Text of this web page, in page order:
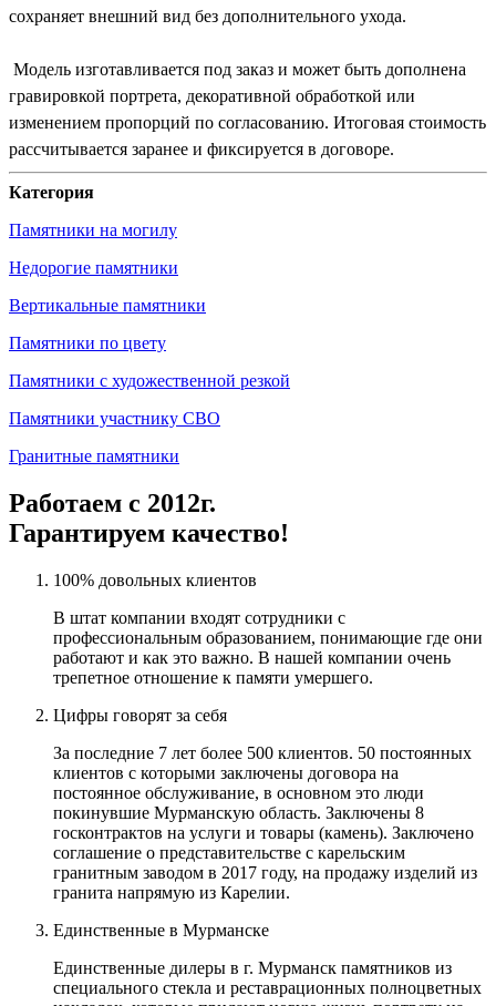
сохраняет внешний вид без дополнительного ухода.
Модель изготавливается под заказ и может быть дополнена
гравировкой портрета, декоративной обработкой или
изменением пропорций по согласованию. Итоговая стоимость
рассчитывается заранее и фиксируется в договоре.
Категория
Памятники на могилу
Недорогие памятники
Вертикальные памятники
Памятники по цвету
Памятники с художественной резкой
Памятники участнику СВО
Гранитные памятники
Работаем с 2012г.
Гарантируем качество!
100% довольных клиентов
В штат компании входят сотрудники с
профессиональным образованием, понимающие где они
работают и как это важно. В нашей компании очень
трепетное отношение к памяти умершего.
Цифры говорят за себя
За последние 7 лет более 500 клиентов. 50 постоянных
клиентов с которыми заключены договора на
постоянное обслуживание, в основном это люди
покинувшие Мурманскую область. Заключены 8
госконтрактов на услуги и товары (камень). Заключено
соглашение о представительстве с карельским
гранитным заводом в 2017 году, на продажу изделий из
гранита напрямую из Карелии.
Единственные в Мурманске
Единственные дилеры в г. Мурманск памятников из
специального стекла и реставрационных полноцветных